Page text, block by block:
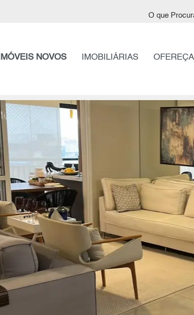
O que
IMÓVEIS NOVOS IMOBILIÁRIAS